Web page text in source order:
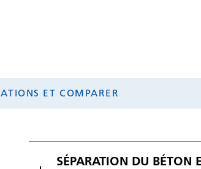
ET COMPARER
SÉPARATION DU BÉTON